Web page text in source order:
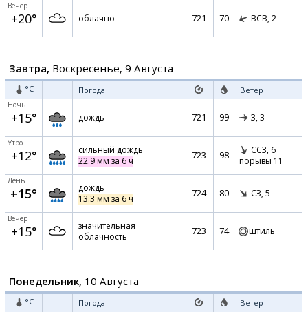
Вечер
+20° облачно 721 70 ВСВ, 2
Завтра, Воскресенье, 9 Августа
°C Погода Ветер
Ночь
+15° дождь 721 99 З, 3
Утро
+12°
сильный дождь
22.9 мм за 6 ч
723 98 ССЗ, 6
порывы 11
День
+15°
дождь
13.3 мм за 6 ч
724 80 СЗ, 5
Вечер
+15°
значительная
облачность
723 74 штиль
Понедельник, 10 Августа
°C Погода Ветер